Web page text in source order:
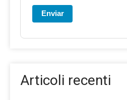
Enviar
Articoli recenti